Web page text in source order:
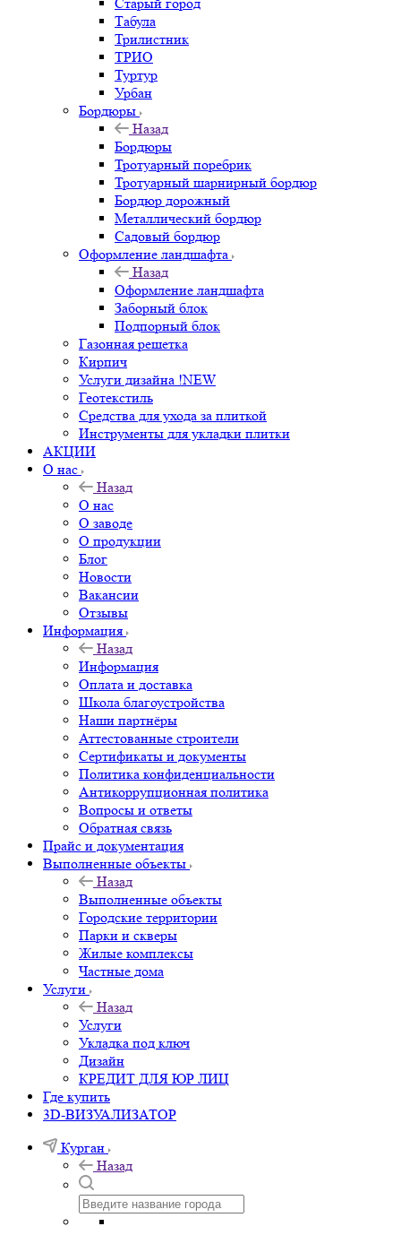
Табула
Трилистник
ТРИО
Туртур
Урбан
Бордюры
Назад
Бордюры
Тротуарный поребрик
Тротуарный шарнирный бордюр
Бордюр дорожный
Металлический бордюр
Садовый бордюр
Оформление ландшафта
Назад
Оформление ландшафта
Заборный блок
Подпорный блок
Газонная решетка
Кирпич
Услуги дизайна !NEW
Геотекстиль
Средства для ухода за плиткой
Инструменты для укладки плитки
АКЦИИ
О нас
Назад
О нас
О заводе
О продукции
Блог
Новости
Вакансии
Отзывы
Информация
Назад
Информация
Оплата и доставка
Школа благоустройства
Наши партнёры
Аттестованные строители
Сертификаты и документы
Политика конфиденциальности
Антикоррупционная политика
Вопросы и ответы
Обратная связь
Прайс и документация
Выполненные объекты
Назад
Выполненные объекты
Городские территории
Парки и скверы
Жилые комплексы
Частные дома
Услуги
Назад
Услуги
Укладка под ключ
Дизайн
КРЕДИТ ДЛЯ ЮР ЛИЦ
Где купить
3D-ВИЗУАЛИЗАТОР
Курган
Назад